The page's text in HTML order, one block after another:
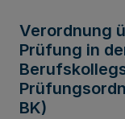
Verordnung
Prüfung in
BK)